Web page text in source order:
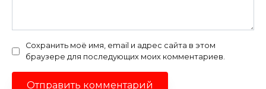
Сохранить моё имя, email и адрес сайта в этом
браузере для последующих моих комментариев.